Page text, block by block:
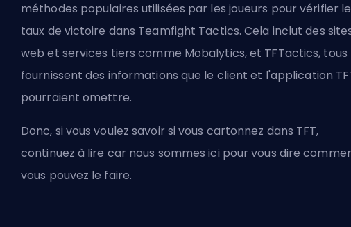
méthodes populaires utilisées par les joueurs pour vérifier
taux de victoire dans Teamfight Tactics. Cela inclut des
web et services tiers comme Mobalytics, et TFTactics, tous
fournissent des informations que le client et l'application
pourraient omettre.
Donc, si vous voulez savoir si vous cartonnez dans TFT,
continuez à lire car nous sommes ici pour vous dire
vous pouvez le faire.